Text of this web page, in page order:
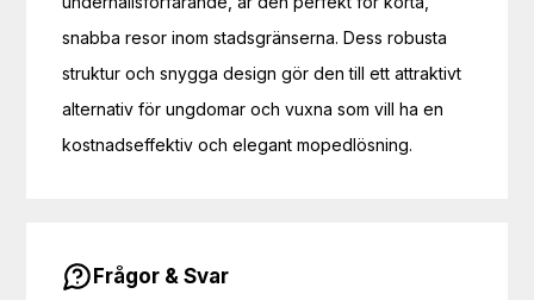
snabba resor inom stadsgränserna. Dess robusta
struktur och snygga design gör den till ett attraktivt
alternativ för ungdomar och vuxna som vill ha en
kostnadseffektiv och elegant mopedlösning.
Frågor & Svar